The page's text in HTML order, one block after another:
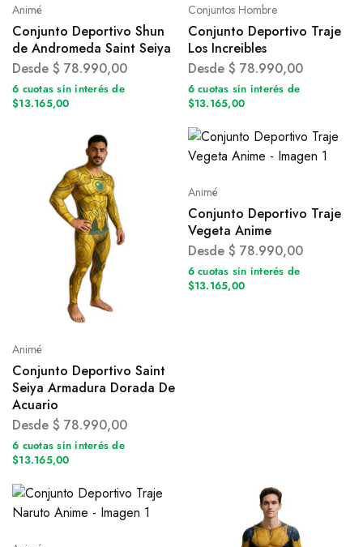
Animé
Conjunto Deportivo Shun
de Andromeda Saint Seiya
Desde $ 78.990,00
6 cuotas sin interés de
$13.165,00
Conjuntos Hombre
Conjunto Deportivo Traje
Los Increibles
Desde $ 78.990,00
6 cuotas sin interés de
$13.165,00
Animé
Conjunto Deportivo Saint
Seiya Armadura Dorada De
Acuario
Desde $ 78.990,00
6 cuotas sin interés de
$13.165,00
Animé
Conjunto Deportivo Traje
Vegeta Anime
Desde $ 78.990,00
6 cuotas sin interés de
$13.165,00